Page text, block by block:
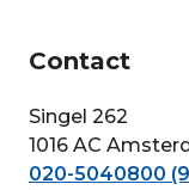
Contact
Singel 262
1016 AC
020-5040800